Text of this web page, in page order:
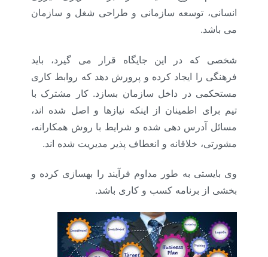
انسانی، توسعه سازمانی و طراحی شغل و سازمان
می باشد.
شخصی که در این جایگاه قرار می گیرد، باید
فرهنگی را ایجاد کرده و پرورش دهد که روابط کاری
مستحکمی در داخل سازمان بسازد. کار مشترک با
تیم برای اطمینان از اینکه نیازها و اصل شده اند،
مسائل آدرس دهی شده و شرایط با روش همکارانه،
مشورتی، خلاقانه و انعطاف پذیر مدیریت شده اند.
وی بایستی به طور مداوم فرآیند را بهسازی کرده و
بخشی از برنامه کسب و کاری باشد.